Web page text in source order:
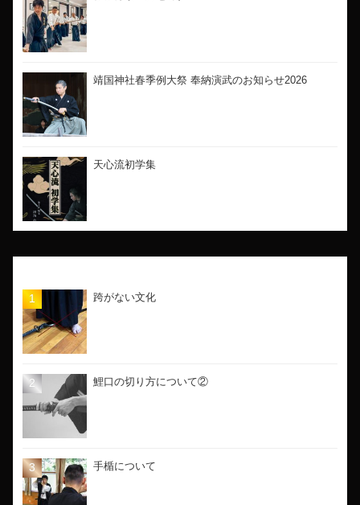
靖国神社春季例大祭 奉納演武のお知らせ2026
天心流初学集
跨がない文化
鯉口の切り方について②
手楯について